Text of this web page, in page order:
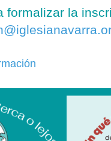
formalizar la